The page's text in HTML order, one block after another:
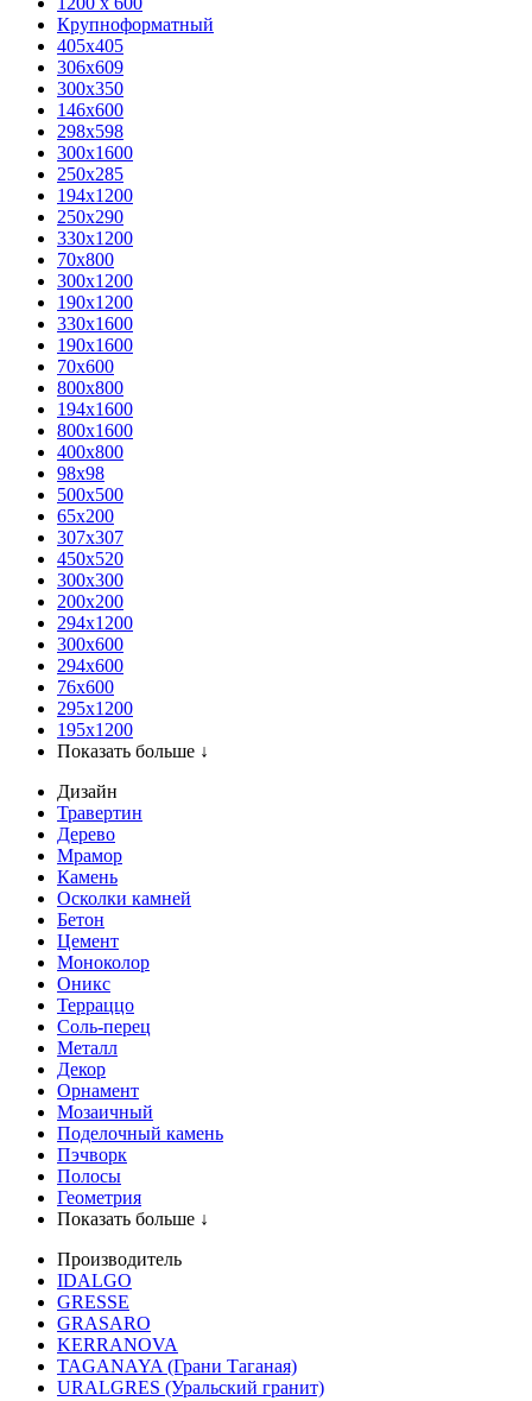
Крупноформатный
405x405
306x609
300x350
146x600
298x598
300x1600
250x285
194x1200
250x290
330x1200
70x800
300x1200
190x1200
330x1600
190x1600
70x600
800x800
194x1600
800x1600
400х800
98x98
500x500
65x200
307x307
450x520
300x300
200x200
294x1200
300x600
294x600
76х600
295х1200
195х1200
Показать больше ↓
Дизайн
Травертин
Дерево
Мрамор
Камень
Осколки камней
Бетон
Цемент
Моноколор
Оникс
Терраццо
Соль-перец
Металл
Декор
Орнамент
Мозаичный
Поделочный камень
Пэчворк
Полосы
Геометрия
Показать больше ↓
Производитель
IDALGO
GRESSE
GRASARO
KERRANOVA
TAGANAYA (Грани Таганая)
URALGRES (Уральский гранит)